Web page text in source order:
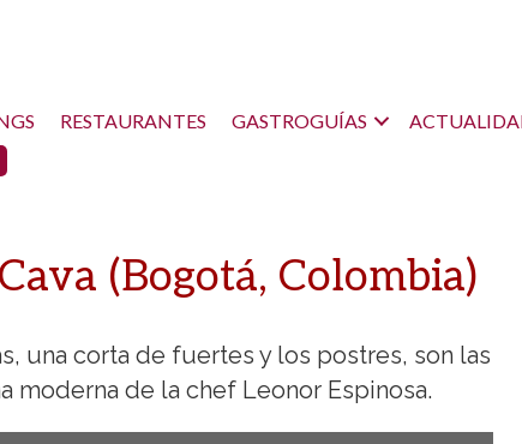
RESTAURANTES GASTROGUÍAS
(Bogotá, Colombia)
una corta de fuertes y los postres, son las
moderna de la chef Leonor Espinosa.